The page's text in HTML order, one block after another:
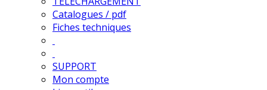
Catalogues / pdf
Fiches techniques
SUPPORT
Mon compte